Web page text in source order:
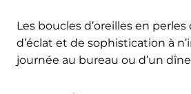
Les boucles d’oreilles en
d’éclat et de sophistication à
journée au bureau ou d’un